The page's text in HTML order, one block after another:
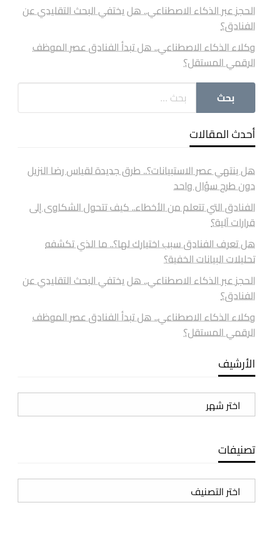
الحجز عبر الذكاء الاصطناعي.. هل يختفي البحث التقليدي عن
الفنادق؟
وكلاء الذكاء الاصطناعي.. هل تبدأ الفنادق عصر الموظف
الرقمي المستقل؟
أحدث المقالات
هل ينتهي عصر الاستبيانات؟.. طرق جديدة لقياس رضا النزيل
دون طرح سؤال واحد
الفنادق التي تتعلم من الأخطاء.. كيف تتحول الشكاوى إلى
قرارات آلية؟
هل تعرف الفنادق سبب اختيارك لها؟.. ما الذي تكشفه
تحليلات البيانات الخفية؟
الحجز عبر الذكاء الاصطناعي.. هل يختفي البحث التقليدي عن
الفنادق؟
وكلاء الذكاء الاصطناعي.. هل تبدأ الفنادق عصر الموظف
الرقمي المستقل؟
الأرشيف
الأرشيف
تصنيفات
تصنيفات